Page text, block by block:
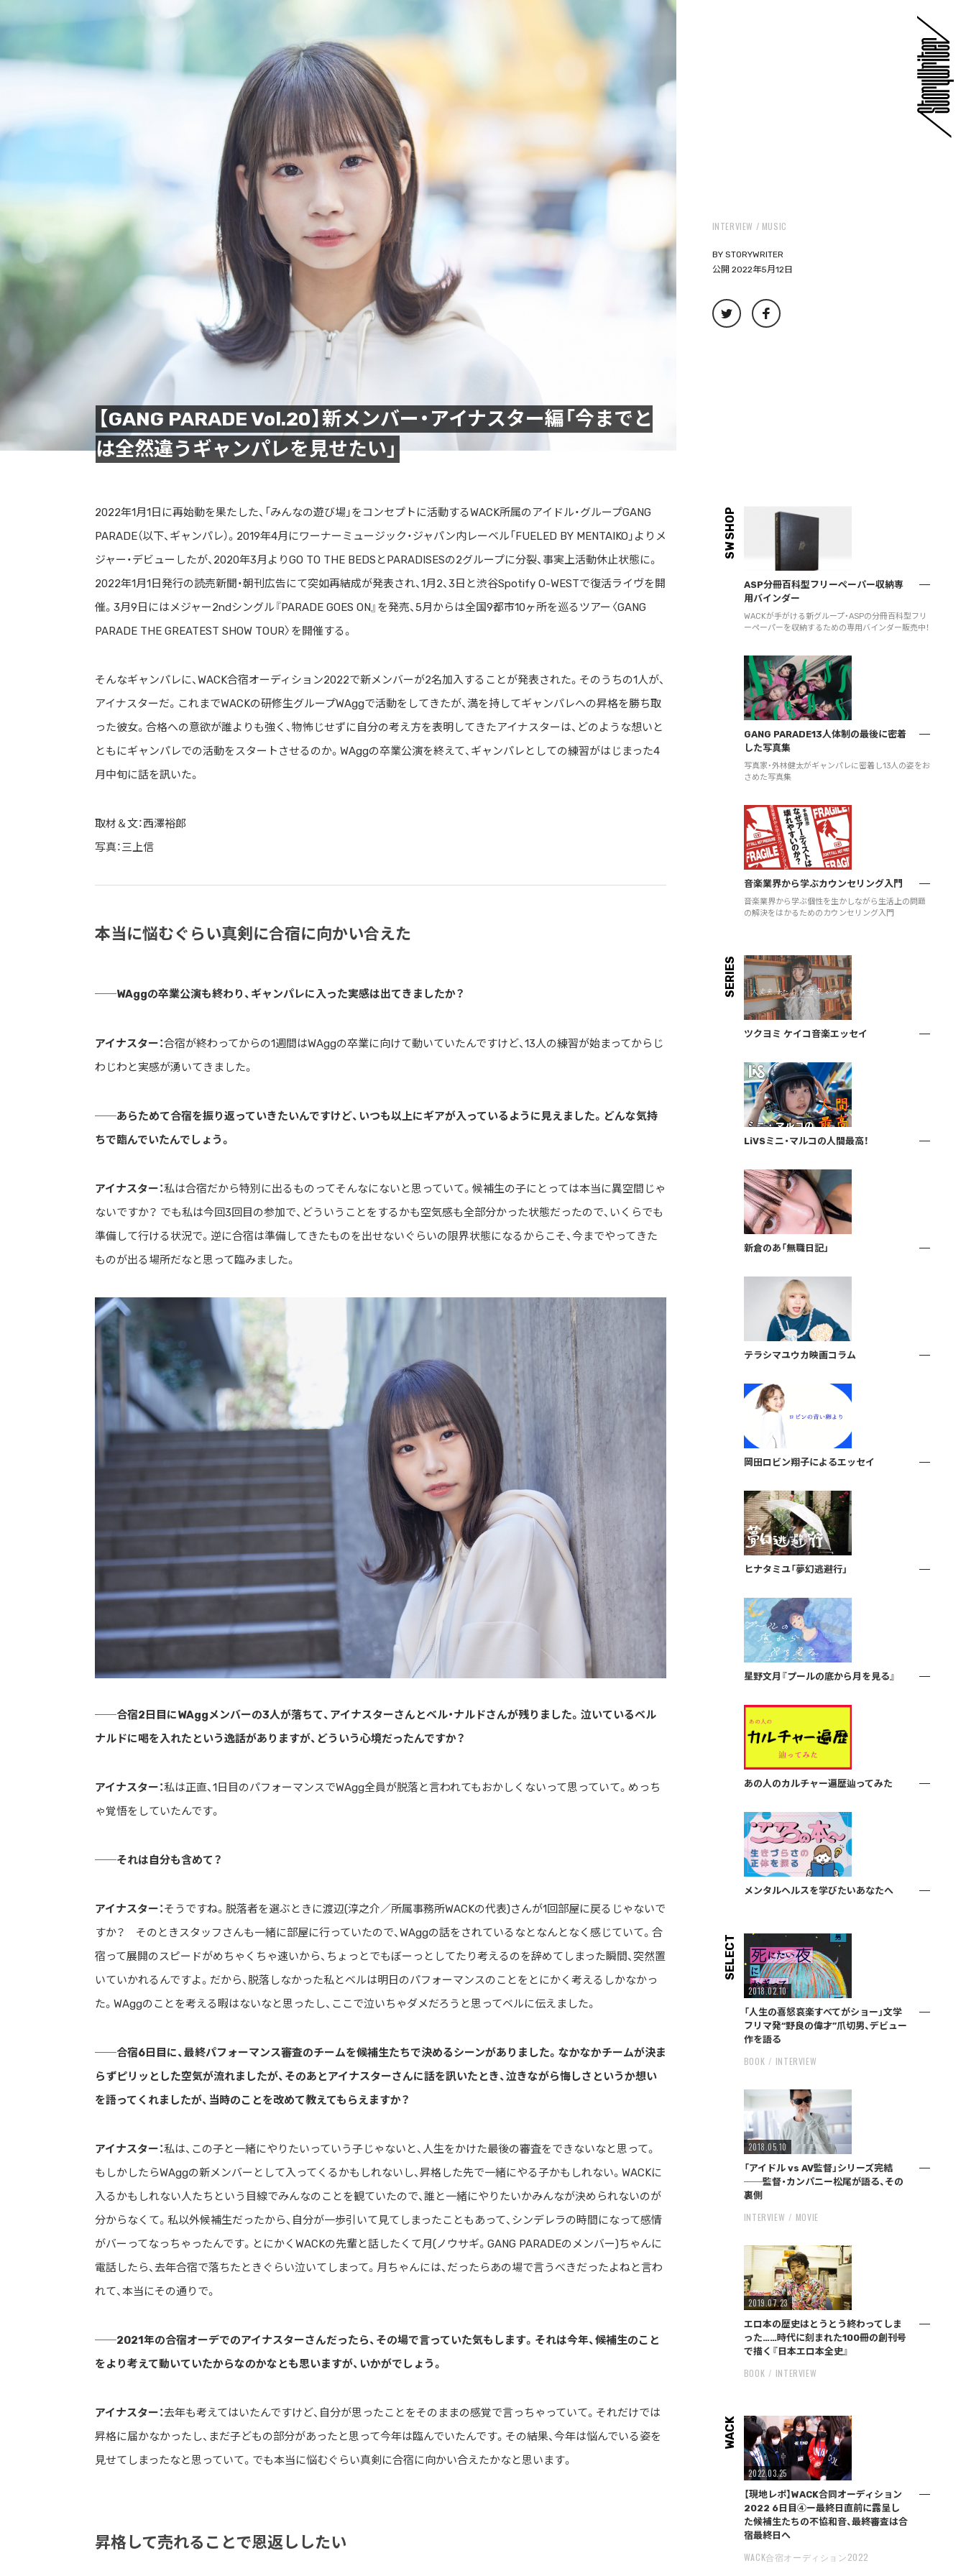
ストリートを愛するカルチャー・マガジン
【GANG PARADE Vol.20】新メンバー・アイナスター編「今までと
は全然違うギャンパレを見せたい」
INTERVIEW MUSIC
BY STORYWRITER
公開 2022年5月12日
2022年1月1日に再始動を果たした、「みんなの遊び場」をコンセプトに活動するWACK所属のアイドル・グループGANG
PARADE（以下、ギャンパレ）。2019年4月にワーナーミュージック・ジャパン内レーベル「FUELED BY MENTAIKO」よりメ
ジャー・デビューしたが、2020年3月よりGO TO THE BEDSとPARADISESの2グループに分裂、事実上活動休止状態に。
2022年1月1日発行の読売新聞・朝刊広告にて突如再結成が発表され、1月2、3日と渋谷Spotify O-WESTで復活ライヴを開
催。3月9日にはメジャー2ndシングル『PARADE GOES ON』を発売、5月からは全国9都市10ヶ所を巡るツアー〈GANG
PARADE THE GREATEST SHOW TOUR〉を開催する。
そんなギャンパレに、WACK合宿オーディション2022で新メンバーが2名加入することが発表された。そのうちの1人が、
アイナスターだ。これまでWACKの研修生グループWAggで活動をしてきたが、満を持してギャンパレへの昇格を勝ち取
った彼女。合格への意欲が誰よりも強く、物怖じせずに自分の考え方を表明してきたアイナスターは、どのような想いと
ともにギャンパレでの活動をスタートさせるのか。WAggの卒業公演を終えて、ギャンパレとしての練習がはじまった4
月中旬に話を訊いた。
取材＆文：西澤裕郎
写真：三上信
本当に悩むぐらい真剣に合宿に向かい合えた
──WAggの卒業公演も終わり、ギャンパレに入った実感は出てきましたか？
アイナスター：合宿が終わってからの1週間はWAggの卒業に向けて動いていたんですけど、13人の練習が始まってからじ
わじわと実感が湧いてきました。
──あらためて合宿を振り返っていきたいんですけど、いつも以上にギアが入っているように見えました。どんな気持
ちで臨んでいたんでしょう。
アイナスター：私は合宿だから特別に出るものってそんなにないと思っていて。候補生の子にとっては本当に異空間じゃ
ないですか？ でも私は今回3回目の参加で、どういうことをするかも空気感も全部分かった状態だったので、いくらでも
準備して行ける状況で。逆に合宿は準備してきたものを出せないぐらいの限界状態になるからこそ、今までやってきた
ものが出る場所だなと思って臨みました。
──合宿2日目にWAggメンバーの3人が落ちて、アイナスターさんとベル・ナルドさんが残りました。泣いているベル
ナルドに喝を入れたという逸話がありますが、どういう心境だったんですか？
アイナスター：私は正直、1日目のパフォーマンスでWAgg全員が脱落と言われてもおかしくないって思っていて。めっち
ゃ覚悟をしていたんです。
──それは自分も含めて？
アイナスター：そうですね。脱落者を選ぶときに渡辺(淳之介／所属事務所WACKの代表)さんが1回部屋に戻るじゃないで
すか？ そのときスタッフさんも一緒に部屋に行っていたので、WAggの話をされているなとなんとなく感じていて。合
宿って展開のスピードがめちゃくちゃ速いから、ちょっとでもぼーっとしてたり考えるのを辞めてしまった瞬間、突然置
いていかれるんですよ。だから、脱落しなかった私とベルは明日のパフォーマンスのことをとにかく考えるしかなかっ
た。WAggのことを考える暇はないなと思ったし、ここで泣いちゃダメだろうと思ってベルに伝えました。
──合宿6日目に、最終パフォーマンス審査のチームを候補生たちで決めるシーンがありました。なかなかチームが決ま
らずピリッとした空気が流れましたが、そのあとアイナスターさんに話を訊いたとき、泣きながら悔しさというか想い
を語ってくれましたが、当時のことを改めて教えてもらえますか？
アイナスター：私は、この子と一緒にやりたいっていう子じゃないと、人生をかけた最後の審査をできないなと思って。
もしかしたらWAggの新メンバーとして入ってくるかもしれないし、昇格した先で一緒にやる子かもしれない。WACKに
入るかもしれない人たちという目線でみんなのことを観ていたので、誰と一緒にやりたいかみんなが決められないのが
分からなくて。私以外候補生だったから、自分が一歩引いて見てしまったこともあって、シンデレラの時間になって感情
がバーってなっちゃったんです。とにかくWACKの先輩と話したくて月(ノウサギ。GANG PARADEのメンバー)ちゃんに
電話したら、去年合宿で落ちたときぐらい泣いてしまって。月ちゃんには、だったらあの場で言うべきだったよねと言わ
れて、本当にその通りで。
──2021年の合宿オーデでのアイナスターさんだったら、その場で言っていた気もします。それは今年、候補生のこと
をより考えて動いていたからなのかなとも思いますが、いかがでしょう。
アイナスター：去年も考えてはいたんですけど、自分が思ったことをそのままの感覚で言っちゃっていて。それだけでは
昇格に届かなかったし、まだ子どもの部分があったと思って今年は臨んでいたんです。その結果、今年は悩んでいる姿を
見せてしまったなと思っていて。でも本当に悩むぐらい真剣に合宿に向かい合えたかなと思います。
昇格して売れることで恩返ししたい
SW SHOP
ASP分冊百科型フリーペーパー収納専
用バインダー
WACKが手がける新グループ・ASPの分冊百科型フリ
ーペーパーを収納するための専用バインダー販売中！
GANG PARADE13人体制の最後に密着
した写真集
写真家・外林健太がギャンパレに密着し13人の姿をお
さめた写真集
音楽業界から学ぶカウンセリング入門
音楽業界から学ぶ個性を生かしながら生活上の問題
の解決をはかるためのカウンセリング入門
SERIES
ツクヨミ ケイコ音楽エッセイ
LiVSミニ・マルコの人間最高！
新倉のあ「無職日記」
テラシマユウカ映画コラム
岡田ロビン翔子によるエッセイ
ヒナタミユ「夢幻逃避行」
星野文月『プールの底から月を見る』
あの人のカルチャー遍歴辿ってみた
メンタルヘルスを学びたいあなたへ
SELECT
2018.02.10
「人生の喜怒哀楽すべてがショー」文学
フリマ発“野良の偉才”爪切男、デビュー
作を語る
BOOK INTERVIEW
2018.05.10
「アイドル vs AV監督」シリーズ完結
──監督・カンパニー松尾が語る、その
裏側
INTERVIEW MOVIE
2019.07.23
エロ本の歴史はとうとう終わってしま
った……時代に刻まれた100冊の創刊号
で描く『日本エロ本全史』
BOOK INTERVIEW
WACK
2022.03.25
【現地レポ】WACK合同オーディション
2022 6日目④ー最終日直前に露呈し
た候補生たちの不協和音、最終審査は合
宿最終日へ
WACK合宿オーディション2022